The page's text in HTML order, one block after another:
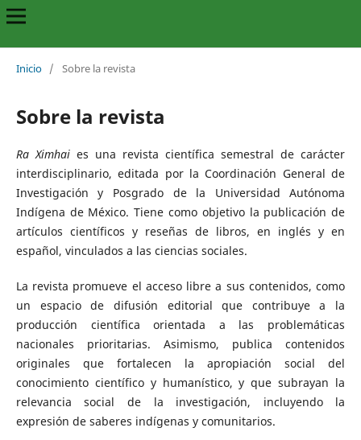
Inicio / Sobre la revista
Sobre la revista
Ra Ximhaies una revista científica semestral de carácter
interdisciplinario, editada por la Coordinación General de
Investigación y Posgrado de la Universidad Autónoma
Indígena de México. Tiene como objetivo la publicación de
artículos científicos y reseñas de libros, en inglés y en
español, vinculados a las ciencias sociales.
La revista promueve el acceso libre a sus contenidos, como
un espacio de difusión editorial que contribuye a la
producción científica orientada a las problemáticas
nacionales prioritarias. Asimismo, publica contenidos
originales que fortalecen la apropiación social del
conocimiento científico y humanístico, y que subrayan la
relevancia social de la investigación, incluyendo la
expresión de saberes indígenas y comunitarios.